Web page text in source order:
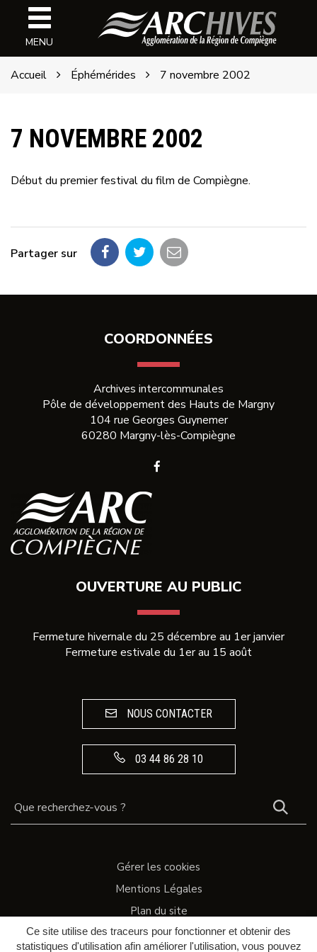
Gestion des traceurs
Ce site utilise des traceurs pour fonctionner et obtenir des
statistiques d'utilisation afin améliorer l'utilisation, vous pouvez
MENU
Archives
l'ARC
Accueil Éphémérides 7 novembre 2002
7 NOVEMBRE 2002
Début du premier festival du film de Compiègne.
Partager sur
Partager
Facebook
Partager
Twitter
Partager
email
COORDONNÉES
Archives intercommunales
Pôle de développement des Hauts de Margny
104 rue Georges Guynemer
60280 Margny-lès-Compiègne
OUVERTURE AU PUBLIC
Fermeture hivernale du 25 décembre au 1er janvier
Fermeture estivale du 1er au 15 août
NOUS CONTACTER
03 44 86 28 10
Gérer les cookies
Mentions Légales
Plan du site
Accessibilité